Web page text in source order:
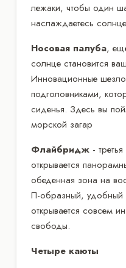
лежаки, чтобы один
наслаждаетесь
Носовая палуба,
солнце становится
Инновационные
подголовниками,
сиденья. Здесь вы
морской загар
Флайбридж -
открывается
обеденная зона на
П-образный, удобный
открывается совсем
свободы.
Четыре каюты